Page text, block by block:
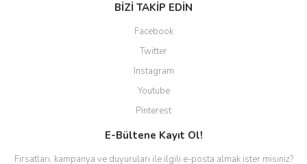
BİZİ TAKİP EDİN
Facebook
Twitter
Instagram
Youtube
Pinterest
E-Bültene Kayıt Ol!
Fırsatları, kampanya ve duyuruları ile ilgili e-posta almak ister misiniz?